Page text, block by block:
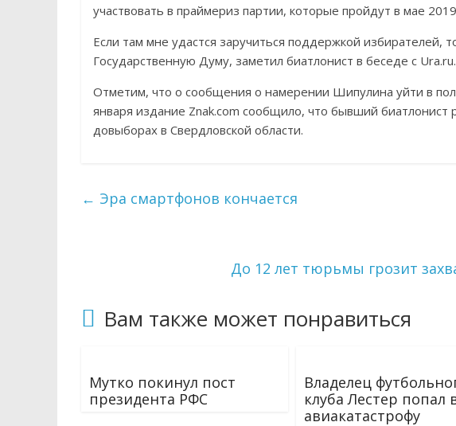
участвовать в праймериз партии, которые пройдут в мае
Если там мне удастся заручиться поддержкой избирателей,
Государственную Думу, заметил биатлонист в беседе с Ura.ru.
Отметим, что о сообщения о намерении Шипулина уйти в
января издание Znak.com сообщило, что бывший
довыборах в Свердловской области.
← Эра смартфонов кончается
До 12 лет тюрьмы грозит
Вам также может понравиться
Мутко покинул пост
президента РФС
Владелец
клуба Лестер попал
авиакатастрофу